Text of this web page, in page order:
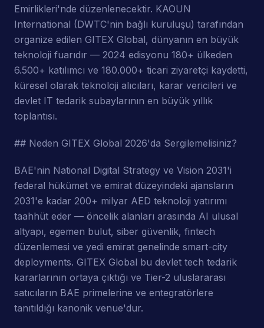
Emirlikleri'nde düzenlenecektir. KAOUN
International (DWTC'nin bağlı kuruluşu) tarafından
organize edilen GITEX Global, dünyanın en büyük
teknoloji fuarıdır — 2024 edisyonu 180+ ülkeden
6.500+ katılımcı ve 180.000+ ticari ziyaretçi kaydetti,
küresel olarak teknoloji alıcıları, karar vericileri ve
devlet IT tedarik subaylarının en büyük yıllık
toplantısı.
## Neden GITEX Global 2026'da Sergilemelisiniz?
BAE'nin National Digital Strategy ve Vision 2031'i
federal hükümet ve emirat düzeyindeki ajansların
2031'e kadar 200+ milyar AED teknoloji yatırımı
taahhüt eder — öncelik alanları arasında AI ulusal
altyapı, egemen bulut, siber güvenlik, fintech
düzenlemesi ve yedi emirat genelinde smart-city
deployments. GITEX Global bu devlet tech tedarik
kararlarının ortaya çıktığı ve Tier-2 uluslararası
satıcıların BAE primelerine ve entegratörlere
tanıtıldığı kanonik venue'dur.